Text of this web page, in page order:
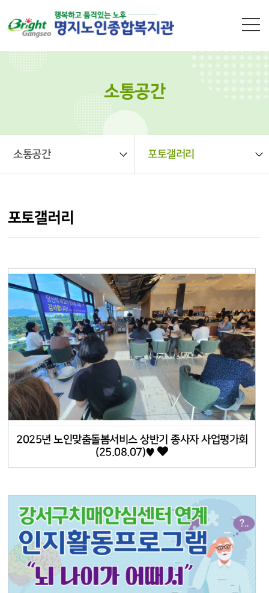
소통공간
소통공간 포토갤러리
포토갤러리
2025년 노인맞춤돌봄서비스 상반기 종사자 사업평가회
(25.08.07)♥